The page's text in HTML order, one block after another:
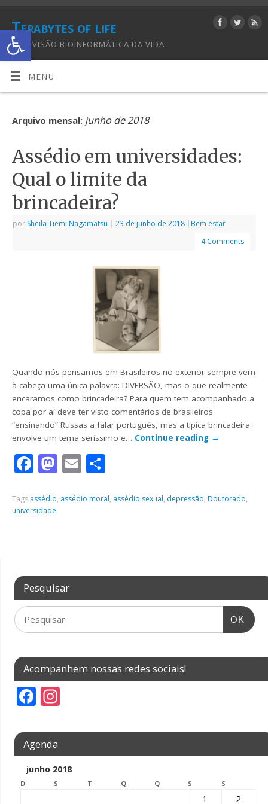
Abrir a barra de ferramentas
Terabytes of life
UMA VISÃO BIOINFORMÁTICA DA VIDA
MENU
Arquivo mensal: junho de 2018
Assédio em universidades:
Qual o limite da
brincadeira?
por Sheila Tiemi Nagamatsu | 23 de junho de 2018 | Bem estar
4 Comments
Quando nós pensamos em Brasileiros no exterior sempre vem
à cabeça uma única palavra: DIVERSÃO, mas o que realmente
encaramos como brincadeira? Para quem tem acompanhado a
copa por aí deve ter visto comentários de brasileiros
“ensinando” Russas a falar português, mas a típica brincadeira
envolve um tema seríssimo e… Continue reading →
Facebook
Mastodon
Email
Tags assédio, assédio moral, assédio sexual, depressão, Doutorado,
universidade
Pesquisar
OK
Acompanhem nossas redes sociais!
F
ac
e
b
o
In
a
gr
a
Agenda
junho 2018
D S T Q Q S S
1
2